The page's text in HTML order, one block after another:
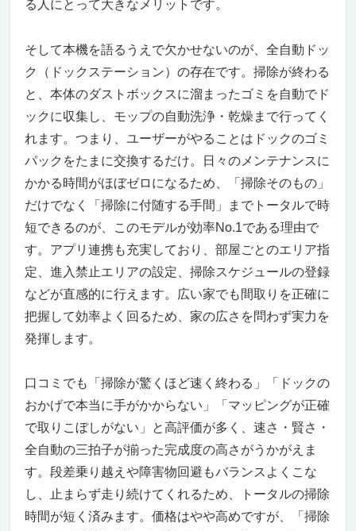
る人にとって大きなメリットです。
そして本機を語るうえで欠かせないのが、全自動ドッ
ク（ドックステーション）の存在です。掃除が終わる
と、本体のダストボックスに溜まったゴミを自動でド
ックに収集し、モップの自動洗浄・乾燥まで行ってく
れます。つまり、ユーザーがやることはドックのゴミ
パックをたまに交換するだけ。日々のメンテナンスに
かかる時間がほぼゼロになるため、「掃除そのもの」
だけでなく「掃除に付随する手間」までトータルで時
短できるのが、このモデルが効率No.1である理由で
す。アプリ連携も充実しており、部屋ごとのエリア指
定、進入禁止エリアの設定、掃除スケジュールの登録
などが直感的に行えます。広い家でも間取りを正確に
把握して効率よく回るため、家の広さを問わず実力を
発揮します。
口コミでも「掃除が驚くほど速く終わる」「ドックの
おかげで本当に手がかからない」「マッピングが正確
で取りこぼしがない」と高評価が多く、速さ・賢さ・
全自動の三拍子が揃った完成度の高さがうかがえま
す。段差乗り越えや障害物回避もバランスよくこな
し、止まらず走り続けてくれるため、トータルの掃除
時間が短く済みます。価格はやや高めですが、「掃除